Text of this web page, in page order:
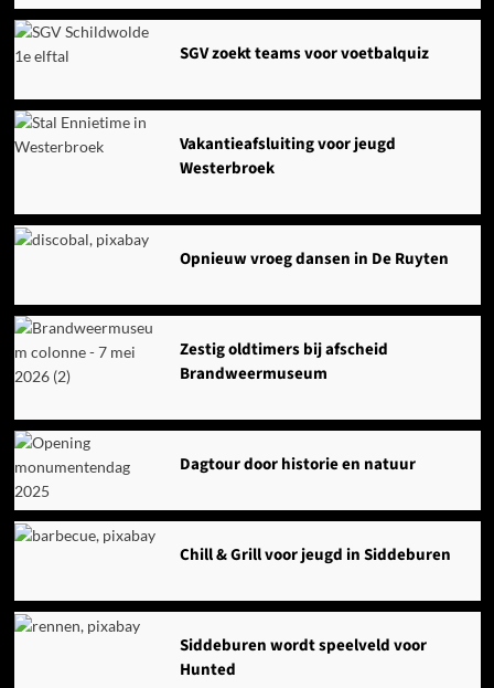
SGV zoekt teams voor voetbalquiz
Vakantieafsluiting voor jeugd
Westerbroek
Opnieuw vroeg dansen in De Ruyten
Zestig oldtimers bij afscheid
Brandweermuseum
Dagtour door historie en natuur
Chill & Grill voor jeugd in Siddeburen
Siddeburen wordt speelveld voor
Hunted